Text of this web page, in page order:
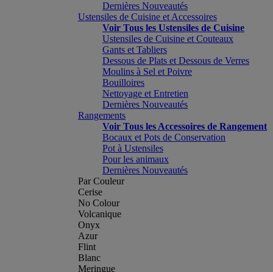
Dernières Nouveautés
Ustensiles de Cuisine et Accessoires
Voir Tous les Ustensiles de Cuisine
Ustensiles de Cuisine et Couteaux
Gants et Tabliers
Dessous de Plats et Dessous de Verres
Moulins à Sel et Poivre
Bouilloires
Nettoyage et Entretien
Dernières Nouveautés
Rangements
Voir Tous les Accessoires de Rangement
Bocaux et Pots de Conservation
Pot à Ustensiles
Pour les animaux
Dernières Nouveautés
Par Couleur
Cerise
No Colour
Volcanique
Onyx
Azur
Flint
Blanc
Meringue